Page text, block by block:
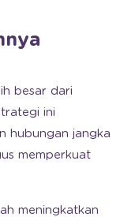
besar dari
ini
hubungan jangka
memperkuat
meningkatkan